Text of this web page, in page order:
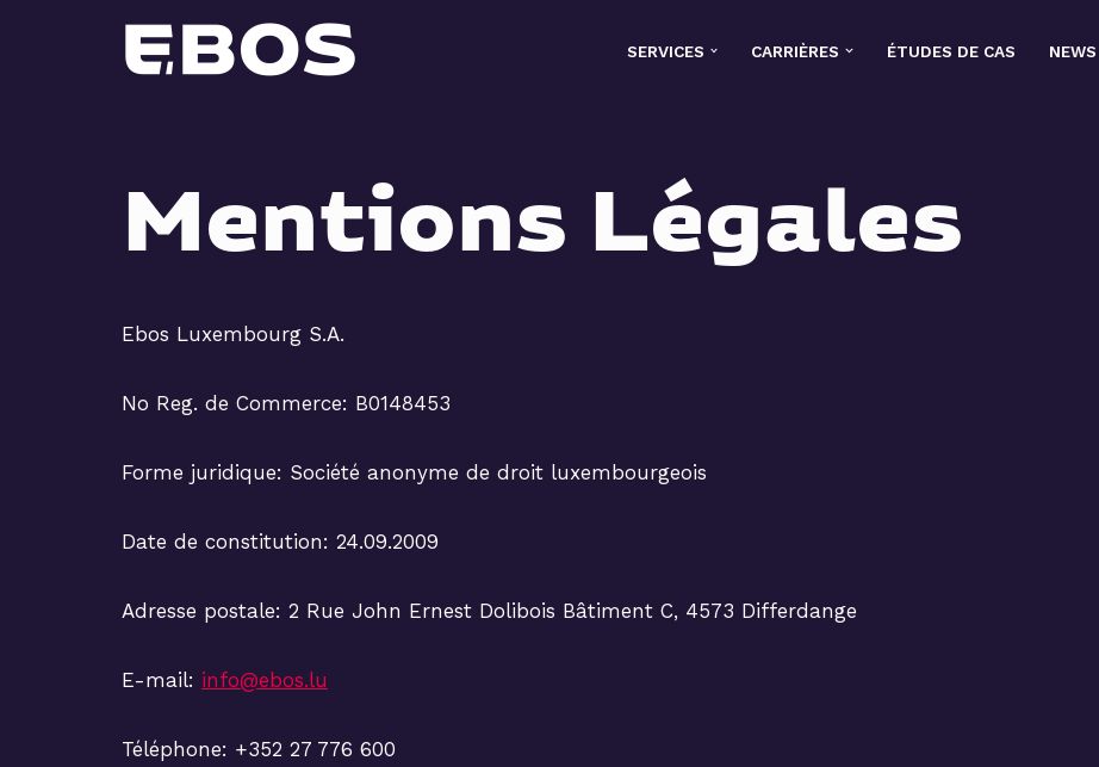
SERVICES CARRIÈRES ÉTUDES DE CAS NEWS
Mentions Légales
Ebos Luxembourg S.A.
No Reg. de Commerce: B0148453
Forme juridique: Société anonyme de droit luxembourgeois
Date de constitution: 24.09.2009
Adresse postale: 2 Rue John Ernest Dolibois Bâtiment C, 4573 Differdange
E-mail: info@ebos.lu
Téléphone: +352 27 776 600